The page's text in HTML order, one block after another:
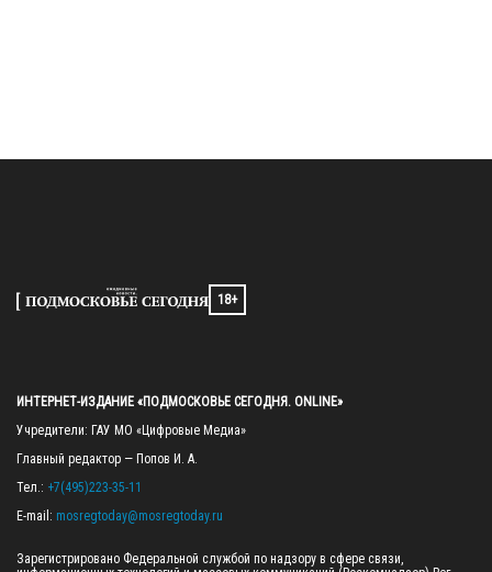
18+
ИНТЕРНЕТ-ИЗДАНИЕ «ПОДМОСКОВЬЕ СЕГОДНЯ. ONLINE»
Учредители: ГАУ МО «Цифровые Медиа»
Главный редактор — Попов И. А.
Тел.: +7(495)223-35-11
E-mail: mosregtoday@mosregtoday.ru
Зарегистрировано Федеральной службой по надзору в сфере связи,